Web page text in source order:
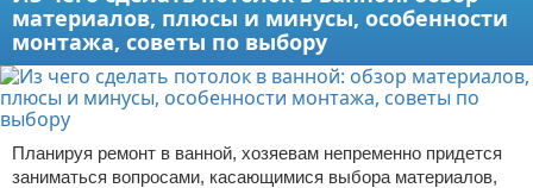
материалов, плюсы и минусы, особенности
монтажа, советы по выбору
Планируя ремонт в ванной, хозяевам непременно придется
заниматься вопросами, касающимися выбора материалов,